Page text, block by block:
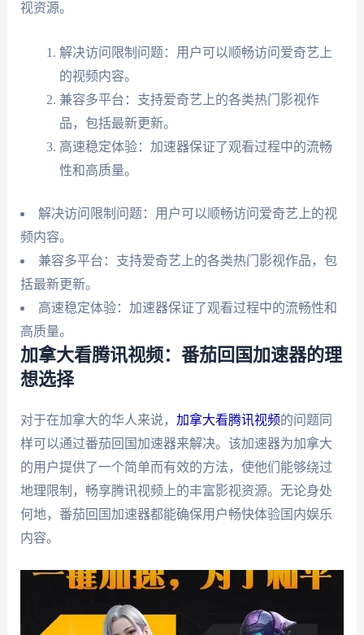
视资源。
解决访问限制问题：用户可以顺畅访问爱奇艺上
的视频内容。
兼容多平台：支持爱奇艺上的各类热门影视作
品，包括最新更新。
高速稳定体验：加速器保证了观看过程中的流畅
性和高质量。
解决访问限制问题：用户可以顺畅访问爱奇艺上的视
频内容。
兼容多平台：支持爱奇艺上的各类热门影视作品，包
括最新更新。
高速稳定体验：加速器保证了观看过程中的流畅性和
高质量。
加拿大看腾讯视频：番茄回国加速器的理
想选择
对于在加拿大的华人来说， 加拿大看腾讯视频的问题同
样可以通过番茄回国加速器来解决。该加速器为加拿大
的用户提供了一个简单而有效的方法，使他们能够绕过
地理限制，畅享腾讯视频上的丰富影视资源。无论身处
何地，番茄回国加速器都能确保用户畅快体验国内娱乐
内容。